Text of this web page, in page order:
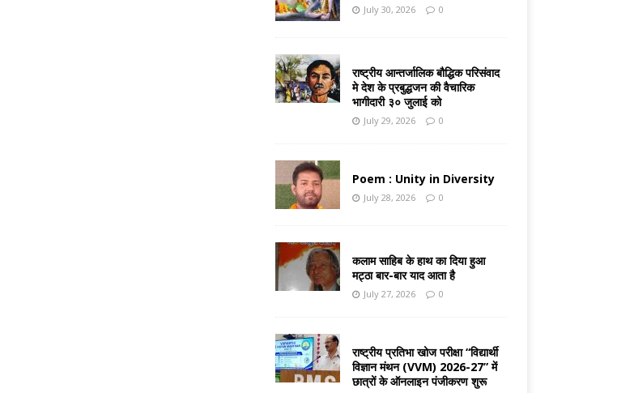
July 30, 2026 0
राष्ट्रीय आन्तर्जालिक बौद्धिक परिसंवाद
मे देश के प्रबुद्धजन की वैचारिक
भागीदारी ३० जुलाई को
July 29, 2026 0
Poem : Unity in Diversity
July 28, 2026 0
कलाम साहिब के हाथ का दिया हुआ
मट्ठा बार-बार याद आता है
July 27, 2026 0
राष्ट्रीय प्रतिभा खोज परीक्षा “विद्यार्थी
विज्ञान मंथन (VVM) 2026-27” में
छात्रों के ऑनलाइन पंजीकरण शुरू